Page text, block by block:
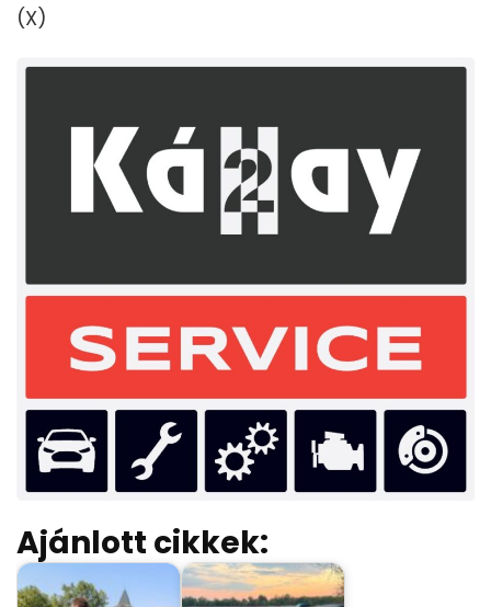
(X)
Ajánlott cikkek: